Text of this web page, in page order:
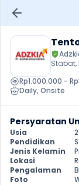
Stabat,
Rp1.000.000 -
Daily, Onsite
Persyaratan
Usia
Pendidikan
Jenis Kelamin
Lokasi
Pengalaman
Foto